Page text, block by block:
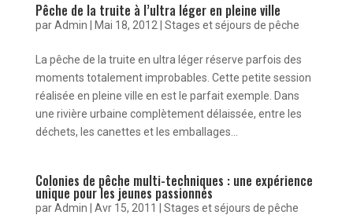
Pêche de la truite à l’ultra léger en pleine ville
parAdmin Mai 18, 2012 Stages et séjours de pêche
La pêche de la truite en ultra léger réserve parfois des
moments totalement improbables. Cette petite session
réalisée en pleine ville en est le parfait exemple. Dans
une rivière urbaine complètement délaissée, entre les
déchets, les canettes et les emballages...
Colonies de pêche multi-techniques : une expérience
unique pour les jeunes passionnés
parAdmin Avr 15, 2011 Stages et séjours de pêche